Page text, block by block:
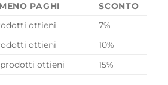
PAGHI
SCONTO
ottieni
7%
ottieni
10%
ottieni
15%